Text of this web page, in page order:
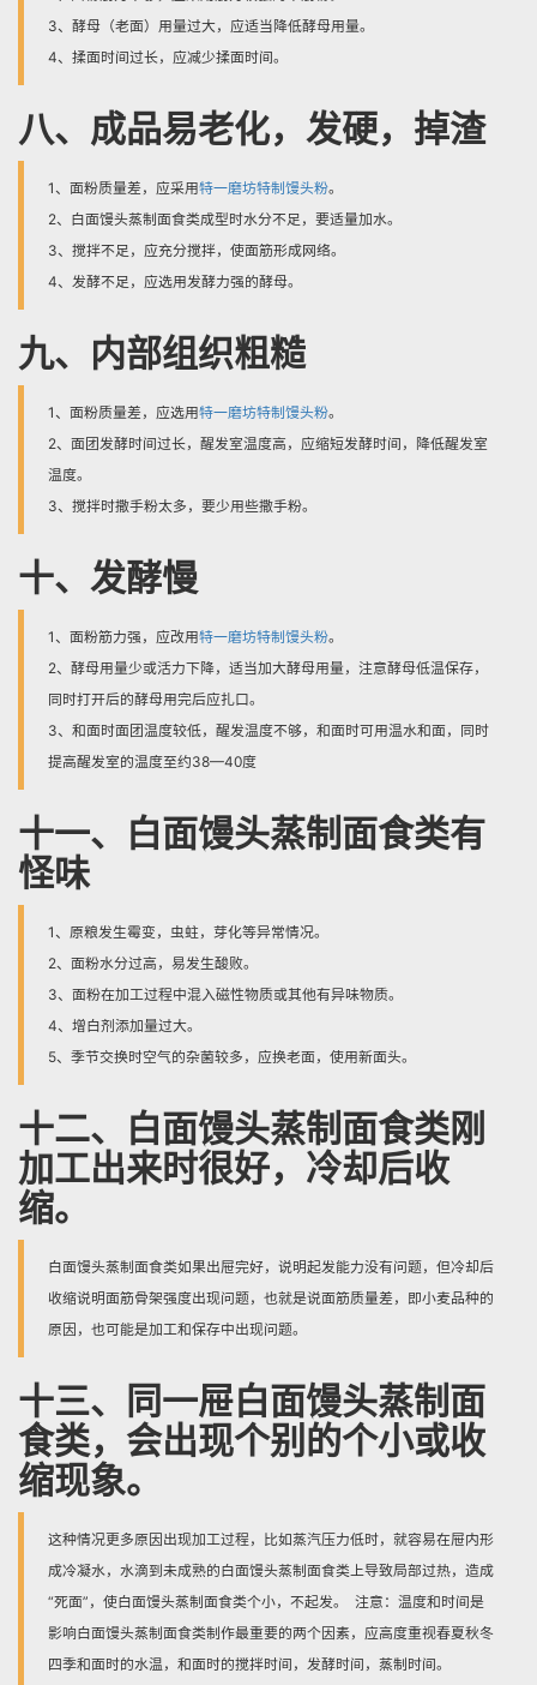
3、酵母（老面）用量过大，应适当降低酵母用量。
4、揉面时间过长，应减少揉面时间。
八、成品易老化，发硬，掉渣
1、面粉质量差，应采用特一磨坊特制馒头粉。
2、白面馒头蒸制面食类成型时水分不足，要适量加水。
3、搅拌不足，应充分搅拌，使面筋形成网络。
4、发酵不足，应选用发酵力强的酵母。
九、内部组织粗糙
1、面粉质量差，应选用特一磨坊特制馒头粉。
2、面团发酵时间过长，醒发室温度高，应缩短发酵时间，降低醒发室
温度。
3、搅拌时撒手粉太多，要少用些撒手粉。
十、发酵慢
1、面粉筋力强，应改用特一磨坊特制馒头粉。
2、酵母用量少或活力下降，适当加大酵母用量，注意酵母低温保存，
同时打开后的酵母用完后应扎口。
3、和面时面团温度较低，醒发温度不够，和面时可用温水和面，同时
提高醒发室的温度至约38—40度
十一、白面馒头蒸制面食类有
怪味
1、原粮发生霉变，虫蛀，芽化等异常情况。
2、面粉水分过高，易发生酸败。
3、面粉在加工过程中混入磁性物质或其他有异味物质。
4、增白剂添加量过大。
5、季节交换时空气的杂菌较多，应换老面，使用新面头。
十二、白面馒头蒸制面食类刚
加工出来时很好，冷却后收
缩。
白面馒头蒸制面食类如果出屉完好，说明起发能力没有问题，但冷却后
收缩说明面筋骨架强度出现问题，也就是说面筋质量差，即小麦品种的
原因，也可能是加工和保存中出现问题。
十三、同一屉白面馒头蒸制面
食类，会出现个别的个小或收
缩现象。
这种情况更多原因出现加工过程，比如蒸汽压力低时，就容易在屉内形
成冷凝水，水滴到未成熟的白面馒头蒸制面食类上导致局部过热，造成
“死面”，使白面馒头蒸制面食类个小，不起发。 注意：温度和时间是
影响白面馒头蒸制面食类制作最重要的两个因素，应高度重视春夏秋冬
四季和面时的水温，和面时的搅拌时间，发酵时间，蒸制时间。